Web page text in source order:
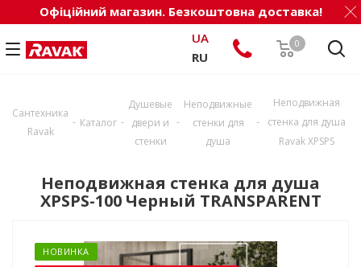
Офіційний магазин. Безкоштовна доставка!
0
UA
RU
Сантехника
Ravak
- Каталог -
Душевые
двери и
стенки
-
Неподвижные
стенки для
душа
-
Неподвижная
стенка для душа
Ravak XPSPS
Неподвижная стенка для душа
XPSPS-100 Черный TRANSPARENT
НОВИНКА